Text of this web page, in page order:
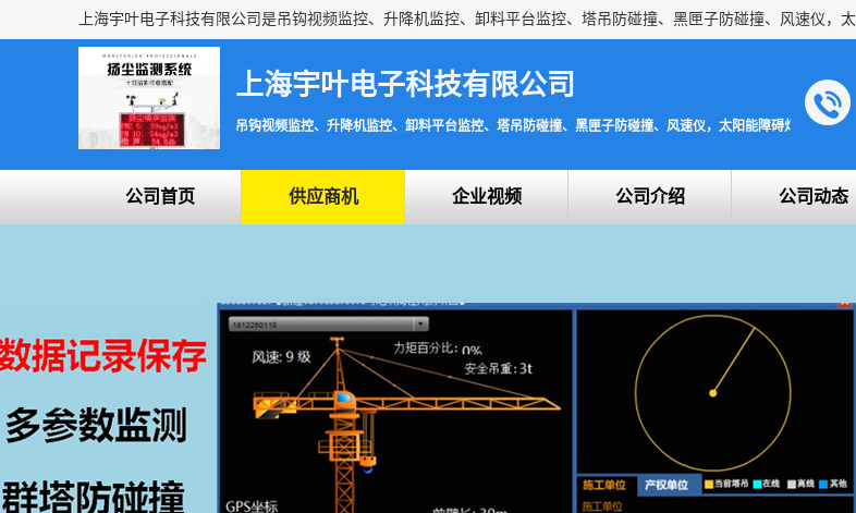
上海宇叶电子科技有限公司
吊钩视频监控、升降机监控、卸料平台监控、塔吊防碰撞、黑匣子防碰撞、风速仪，太阳能障碍灯安全提示灯
公司首页 供应商机 企业视频 公司介绍 公司动态